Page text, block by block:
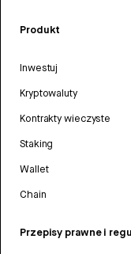
Produkt
Inwestuj
Kryptowaluty
Kontrakty wieczyste
Staking
Wallet
Chain
Przepisy prawne i